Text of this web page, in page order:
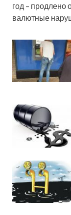
год – продлено
валютные